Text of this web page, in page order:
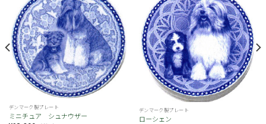
お
気
に
入
り
デンマーク製プレート
ミニチュア シュナウザー
お
気
に
入
り
デンマーク製プレート
ローシェン